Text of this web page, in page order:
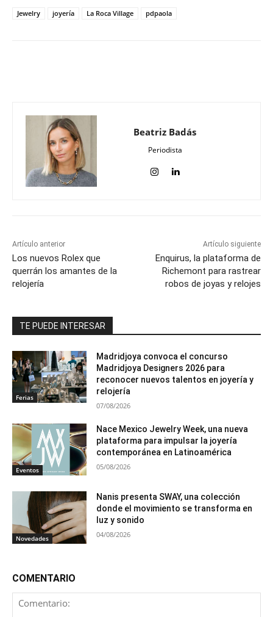
Jewelry joyería La Roca Village pdpaola
Beatriz Badás
Periodista
Artículo anterior
Los nuevos Rolex que
querrán los amantes de la
relojería
Artículo siguiente
Enquirus, la plataforma de
Richemont para rastrear
robos de joyas y relojes
TE PUEDE INTERESAR
Ferias
Madridjoya convoca el concurso
Madridjoya Designers 2026 para
reconocer nuevos talentos en joyería y
relojería
07/08/2026
Eventos
Nace Mexico Jewelry Week, una nueva
plataforma para impulsar la joyería
contemporánea en Latinoamérica
05/08/2026
Novedades
Nanis presenta SWAY, una colección
donde el movimiento se transforma en
luz y sonido
04/08/2026
COMENTARIO